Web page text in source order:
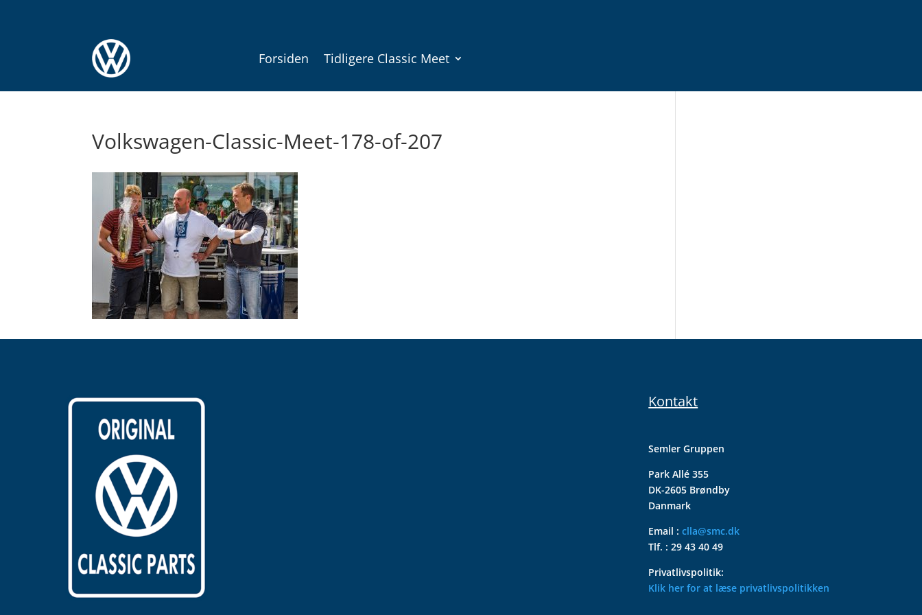
Forsiden Tidligere Classic Meet
Volkswagen-Classic-Meet-178-of-207
Kontakt
Semler Gruppen
Park Allé 355
DK-2605 Brøndby
Danmark
Email :clla@smc.dk
Tlf. : 29 43 40 49
Privatlivspolitik:
Klik her for at læse privatlivspolitikken